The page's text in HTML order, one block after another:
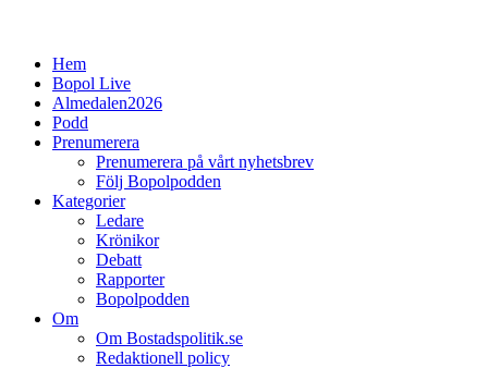
Hem
Bopol Live
Almedalen2026
Podd
Prenumerera
Prenumerera på vårt nyhetsbrev
Följ Bopolpodden
Kategorier
Ledare
Krönikor
Debatt
Rapporter
Bopolpodden
Om
Om Bostadspolitik.se
Redaktionell policy